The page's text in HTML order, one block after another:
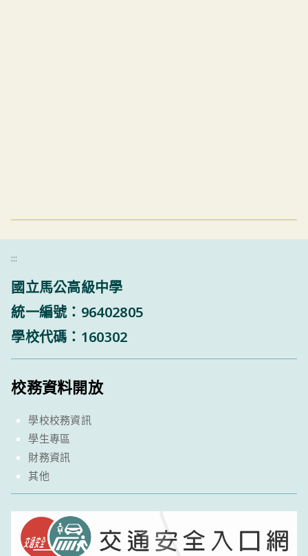
:::
國立馬公高級中學
統一編號：96402805
學校代碼：160302
校務資料開放
學校校務資訊
學生專區
財務資訊
其他